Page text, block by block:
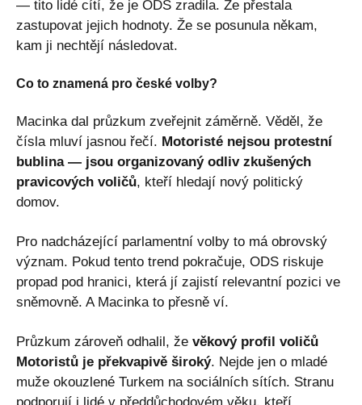
— tito lidé cítí, že je ODS zradila. Že přestala
zastupovat jejich hodnoty. Že se posunula někam,
kam ji nechtějí následovat.
Co to znamená pro české volby?
Macinka dal průzkum zveřejnit záměrně. Věděl, že
čísla mluví jasnou řečí. Motoristé nejsou protestní
bublina — jsou organizovaný odliv zkušených
pravicových voličů, kteří hledají nový politický
domov.
Pro nadcházející parlamentní volby to má obrovský
význam. Pokud tento trend pokračuje, ODS riskuje
propad pod hranici, která jí zajistí relevantní pozici ve
sněmovně. A Macinka to přesně ví.
Průzkum zároveň odhalil, že věkový profil voličů
Motoristů je překvapivě široký. Nejde jen o mladé
muže okouzlené Turkem na sociálních sítích. Stranu